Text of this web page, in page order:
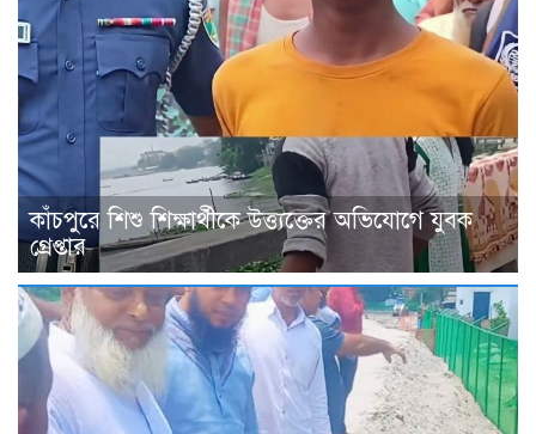
কাঁচপুরে শিশু শিক্ষার্থীকে উত্ত্যক্তের অভিযোগে যুবক
গ্রেপ্তার